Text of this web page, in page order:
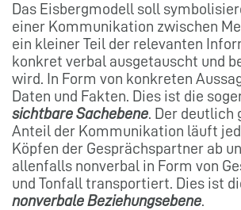
Das Eisbergmodell soll
einer Kommunikation zwischen
ein kleiner Teil der relevanten
konkret verbal ausgetauscht und
wird. In Form von konkreten
Daten und Fakten. Dies ist die
sichtbare Sachebene. Der deutlich
Anteil der Kommunikation läuft
Köpfen der Gesprächspartner ab
allenfalls nonverbal in Form von
und Tonfall transportiert. Dies ist
nonverbale Beziehungsebene.